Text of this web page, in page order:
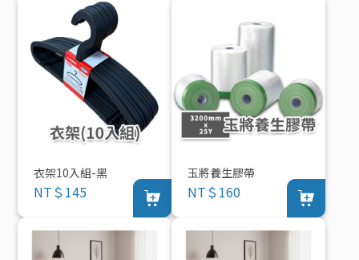
衣架10入組-黑
NT＄145
玉將養生膠帶
NT＄160